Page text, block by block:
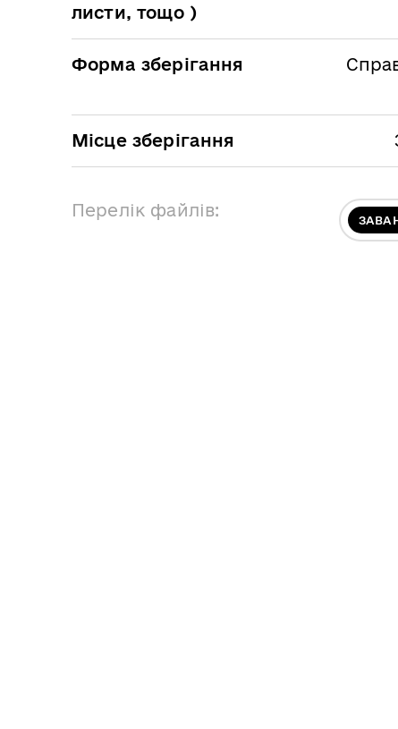
листи, тощо )
Форма зберігання
Місце зберігання
Перелік файлів: